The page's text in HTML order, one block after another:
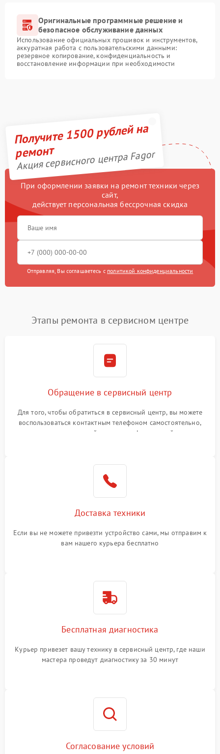
Оригинальные программные решение и
безопасное обслуживание данных
Использование официальных прошивок и инструментов,
аккуратная работа с пользовательскими данными:
резервное копирование, конфиденциальность и
восстановление информации при необходимости
Получите 1500 рублей на
ремонт
Акция сервисного центра Fagor
При оформлении заявки на ремонт техники через
сайт,
действует персональная бессрочная скидка
Отправляя, Вы соглашаетесь с политикой конфиденциальности
Этапы ремонта в сервисном центре
Обращение в сервисный центр
Для того, чтобы обратиться в сервисный центр, вы можете
воспользоваться контактным телефоном самостоятельно,
или оставить свой номер телефона на сайте
Доставка техники
Если вы не можете привезти устройство сами, мы отправим к
вам нашего курьера бесплатно
Бесплатная диагностика
Курьер привезет вашу технику в сервисный центр, где наши
мастера проведут диагностику за 30 минут
Согласование условий